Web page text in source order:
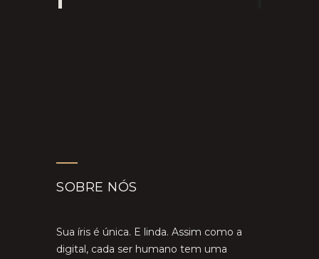
SOBRE NÓS
Sua íris é única. E linda. Assim como a
digital, cada ser humano tem uma